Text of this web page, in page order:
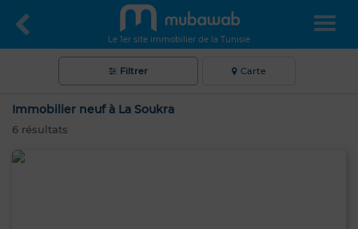
Le 1er site immobilier de la Tunisie
Filtrer Carte
Immobilier neuf à La Soukra
6 résultats